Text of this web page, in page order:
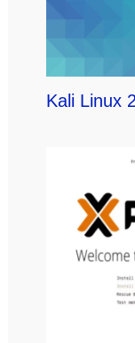
Kali Linux